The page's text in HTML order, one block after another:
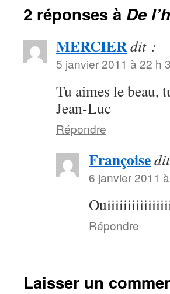
2 réponses à De
MERCIERdit :
5 janvier 2011 à 22 h
Tu aimes le beau,
Jean-Luc
Répondre
Françoise
6 janvier 2011
Répondre
Laisser un